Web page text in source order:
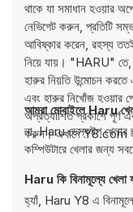
থাকে যা সমাধান হওয়ার
নেভিগেট করুন, প্রতিটি
আবিষ্কার করেন, রহস্য
নিয়ে যায়। "HARU" তে,
হারুর নিয়তি উন্মোচন
এবং হারুর নিখোঁজ হওয়ার
অপ্রত্যাশিত প্রকাশে পূর্ণ
করুন। এখানে Y8.com
আমরা মোবাইলে Haru
না, Haru ডেস্কটপ খেলার
কম্পিউটারে খেলার জন্য
Haru কি বিনামূল্যে খেলা
হ্যাঁ, Haru Y8 এ